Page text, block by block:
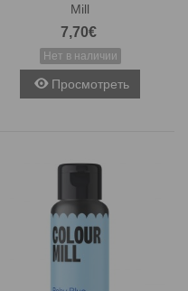
Mill
7,70€
Нет в наличии
Просмотреть